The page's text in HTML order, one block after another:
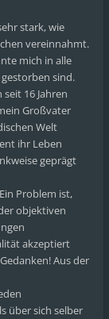
stark, wie
vereinnahmt.
mich in alle
sind.
16 Jahren
Großvater
Welt
ihr Leben
geprägt
Problem ist,
objektiven
akzeptiert
Aus der
über sich selber